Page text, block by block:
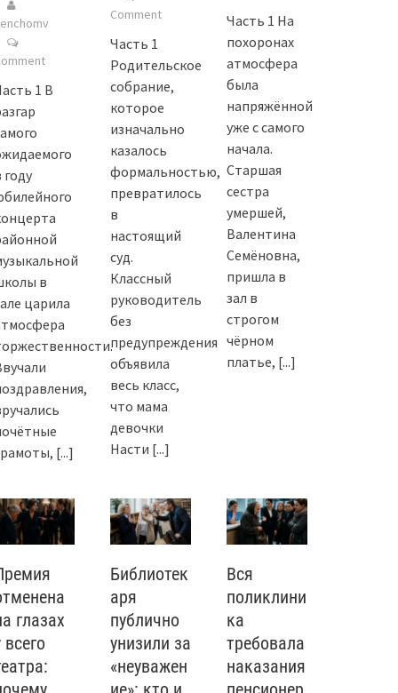
1 В
году
в
царила
[...]
Comment
Часть 1
Родительское
собрание,
которое
изначально
казалось
формальностью,
превратилось
в
настоящий
суд.
Классный
руководитель
без
предупреждения
объявила
весь класс,
что мама
девочки
Насти [...]
Часть 1 На
похоронах
атмосфера
была
напряжённой
уже с самого
начала.
Старшая
сестра
умершей,
Валентина
Семёновна,
пришла в
зал в
строгом
чёрном
платье, [...]
глазах
всего
Библиотек
аря
публично
унизили за
«неуважен
Вся
поликлини
ка
требовала
наказания